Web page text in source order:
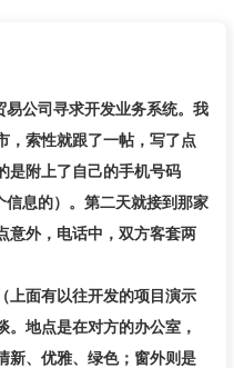
公司寻求开发业务系统。我
，索性就跟了一帖，写了点
是附上了自己的手机号码
信息的）。第二天就接到那家
意外，电话中，双方客套两
上面有以往开发的项目演示
。地点是在对方的办公室，
新、优雅、绿色；窗外则是